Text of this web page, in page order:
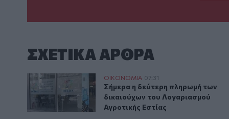
ΣΧΕΤΙΚA AΡΘΡΑ
Σήμερα η δεύτερη πληρωμή των δικαιούχων του
ΟΙΚΟΝΟΜΙΑ 07:31
Σήμερα η δεύτερη πληρωμή των
Σήμερα η δεύτερη πληρωμή των
δικαιούχων του Λογαριασμού
Αγροτικής Εστίας